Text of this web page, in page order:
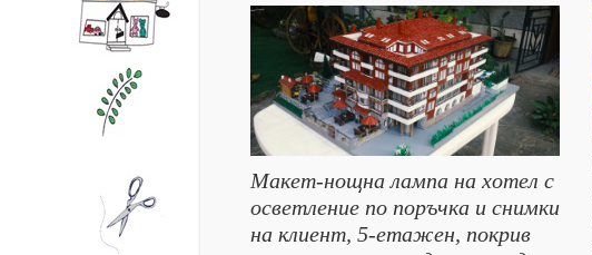
Макет-нощна лампа на хотел с
осветление по поръчка и снимки
на клиент, 5-етажен, покрив